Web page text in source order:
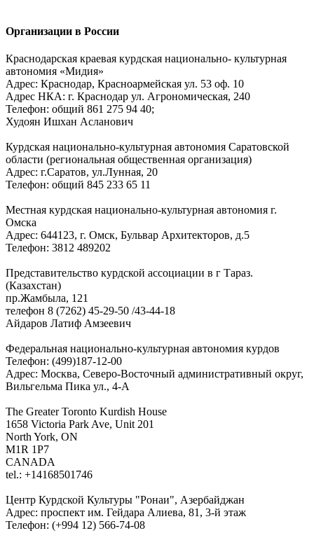
Организации в России
Краснодарская краевая курдская национально- культурная
автономия «Мидия»
Адрес: Краснодар, Красноармейская ул. 53 оф. 10
Адрес НКА: г. Краснодар ул. Агрономическая, 240
Телефон: общий 861 275 94 40;
Худоян Ишхан Асланович
Курдская национально-культурная автономия Саратовской
области (региональная общественная организация)
Адрес: г.Саратов, ул.Лунная, 20
Телефон: общий 845 233 65 11
Местная курдская национально-культурная автономия г.
Омска
Адрес: 644123, г. Омск, Бульвар Архитекторов, д.5
Телефон: 3812 489202
Представительство курдской ассоциации в г Тараз.
(Казахстан)
пр.Жамбыла, 121
телефон 8 (7262) 45-29-50 /43-44-18
Айдаров Латиф Амзеевич
Федеральная национально-культурная автономия курдов
Телефон: (499)187-12-00
Адрес: Москва, Северо-Восточный административный округ,
Вильгельма Пика ул., 4-А
The Greater Toronto Kurdish House
1658 Victoria Park Ave, Unit 201
North York, ON
M1R 1P7
CANADA
tel.: +14168501746
Центр Курдской Культуры "Ронаи", Азербайджан
Адрес: проспект им. Гейдара Алиева, 81, 3-й этаж
Телефон: (+994 12) 566-74-08